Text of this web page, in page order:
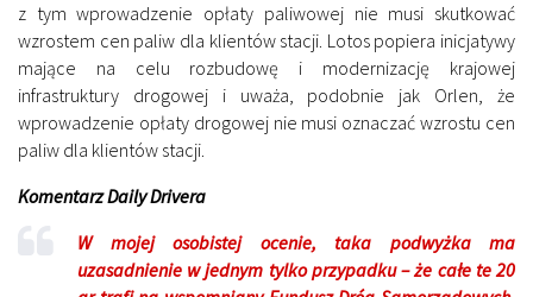
z tym wprowadzenie opłaty paliwowej nie musi skutkować
wzrostem cen paliw dla klientów stacji. Lotos popiera inicjatywy
mające na celu rozbudowę i modernizację krajowej
infrastruktury drogowej i uważa, podobnie jak Orlen, że
wprowadzenie opłaty drogowej nie musi oznaczać wzrostu cen
paliw dla klientów stacji.
Komentarz Daily Drivera
W mojej osobistej ocenie, taka podwyżka ma
uzasadnienie w jednym tylko przypadku – że całe te 20